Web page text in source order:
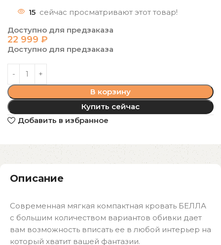
15 сейчас просматривают этот товар!
Доступно для предзаказа
22 999 ₽
Доступно для предзаказа
В корзину
Купить сейчас
Добавить в избранное
Описание
Современная мягкая компактная кровать БЕЛЛА
с большим количеством вариантов обивки дает
вам возможность вписать ее в любой интерьер на
который хватит вашей фантазии.